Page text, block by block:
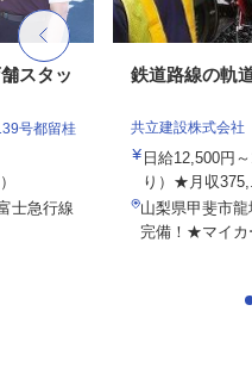
スタッ
号都留桂
士急行線
鉄道路線の軌
共立建設株式会
日給12,500円
り）★月収
山梨県甲斐市
完備！★マイカ